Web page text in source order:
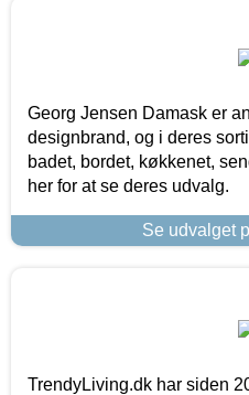
Georg Jensen Damask er
designbrand, og i deres
badet, bordet, køkkenet,
her for at se deres udvalg.
Se udvalget
TrendyLiving.dk har siden